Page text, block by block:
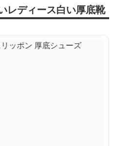
レディース白い厚底靴